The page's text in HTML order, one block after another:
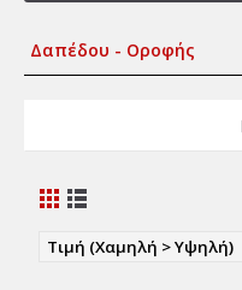
Δαπέδου - Οροφής